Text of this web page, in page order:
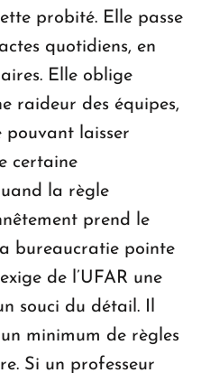
probité. Elle passe
quotidiens, en
Elle oblige
raideur des équipes,
pouvant laisser
certaine
la règle
prend le
bureaucratie pointe
de l’UFAR une
souci du détail. Il
minimum de règles
Si un professeur